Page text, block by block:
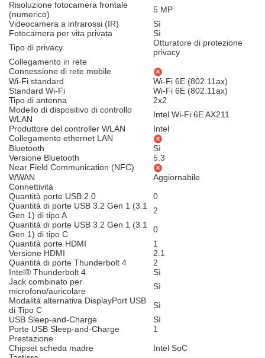
Risoluzione fotocamera frontale
(numerico)
5 MP
Videocamera a infrarossi (IR)
Sì
Fotocamera per vita privata
Sì
Tipo di privacy
Otturatore di protezione
privacy
Collegamento in rete
Connessione di rete mobile
Wi-Fi standard
Wi-Fi 6E (802.11ax)
Standard Wi-Fi
Wi-Fi 6E (802.11ax)
Tipo di antenna
2x2
Modello di dispositivo di controllo
WLAN
Intel Wi-Fi 6E AX211
Produttore del controller WLAN
Intel
Collegamento ethernet LAN
Bluetooth
Sì
Versione Bluetooth
5.3
Near Field Communication (NFC)
WWAN
Aggiornabile
Connettività
Quantità porte USB 2.0
0
Quantità di porte USB 3.2 Gen 1 (3.1
Gen 1) di tipo A
2
Quantità di porte USB 3.2 Gen 1 (3.1
Gen 1) di tipo C
0
Quantità porte HDMI
1
Versione HDMI
2.1
Quantità di porte Thunderbolt 4
2
Intel® Thunderbolt 4
Sì
Jack combinato per
microfono/auricolare
Sì
Modalità alternativa DisplayPort USB
di Tipo C
Sì
USB Sleep-and-Charge
Sì
Porte USB Sleep-and-Charge
1
Prestazione
Chipset scheda madre
Intel SoC